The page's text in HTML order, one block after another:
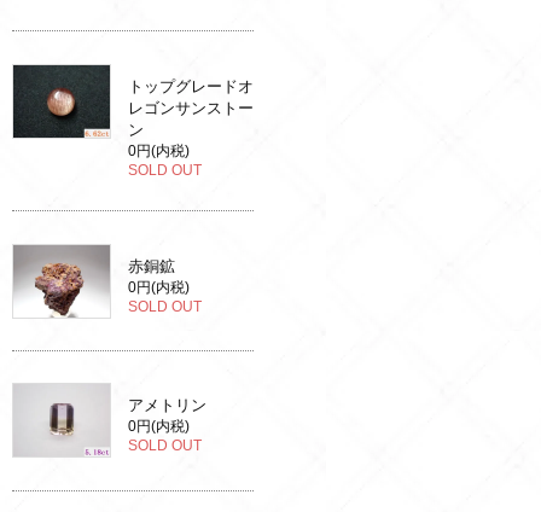
トップグレードオ
レゴンサンストー
ン
0円(内税)
SOLD OUT
赤銅鉱
0円(内税)
SOLD OUT
アメトリン
0円(内税)
SOLD OUT